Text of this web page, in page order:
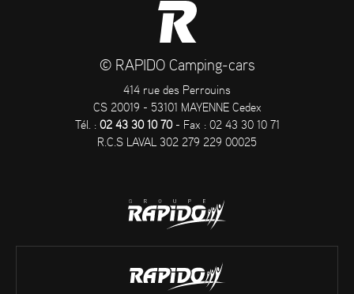
© RAPIDO Camping-cars
414 rue des Perrouins
CS 20019 - 53101 MAYENNE Cedex
Tél. : 02 43 30 10 70- Fax : 02 43 30 10 71
R.C.S LAVAL 302 279 229 00025